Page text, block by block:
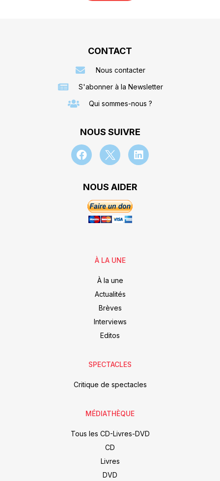
CONTACT
Nous contacter
S'abonner à la Newsletter
Qui sommes-nous ?
NOUS SUIVRE
NOUS AIDER
À LA UNE
À la une
Actualités
Brèves
Interviews
Editos
SPECTACLES
Critique de spectacles
MÉDIATHÈQUE
Tous les CD-Livres-DVD
CD
Livres
DVD